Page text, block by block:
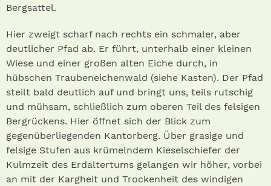
Bergsattel.
Hier zweigt scharf nach rechts ein schmaler, aber
deutlicher Pfad ab. Er führt, unterhalb einer kleinen
Wiese und einer großen alten Eiche durch, in
hübschen Traubeneichenwald (siehe Kasten). Der Pfad
steilt bald deutlich auf und bringt uns, teils rutschig
und mühsam, schließlich zum oberen Teil des felsigen
Bergrückens. Hier öffnet sich der Blick zum
gegenüberliegenden Kantorberg. Über grasige und
felsige Stufen aus krümelndem Kieselschiefer der
Kulmzeit des Erdaltertums gelangen wir höher, vorbei
an mit der Kargheit und Trockenheit des windigen